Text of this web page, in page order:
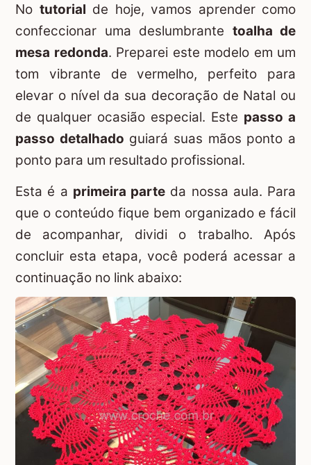
No tutorial de hoje, vamos aprender como
confeccionar uma deslumbrante toalha de
mesa redonda. Preparei este modelo em um
tom vibrante de vermelho, perfeito para
elevar o nível da sua decoração de Natal ou
de qualquer ocasião especial. Este passo a
passo detalhado guiará suas mãos ponto a
ponto para um resultado profissional.
Esta é a primeira parte da nossa aula. Para
que o conteúdo fique bem organizado e fácil
de acompanhar, dividi o trabalho. Após
concluir esta etapa, você poderá acessar a
continuação no link abaixo: